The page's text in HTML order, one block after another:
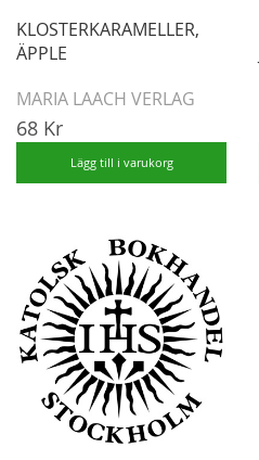
KLOSTERKARAMELLER,
ÄPPLE
MARIA LAACH VERLAG
68 Kr
Lägg till i varukorg